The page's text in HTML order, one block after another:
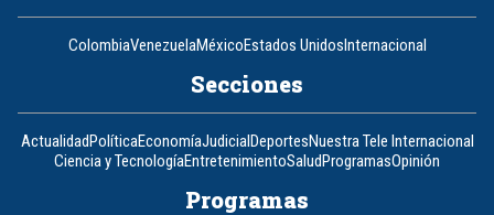
ColombiaVenezuelaMéxicoEstados UnidosInternacional
Secciones
ActualidadPolíticaEconomíaJudicialDeportesNuestra Tele Internacional
Ciencia y TecnologíaEntretenimientoSaludProgramasOpinión
Programas